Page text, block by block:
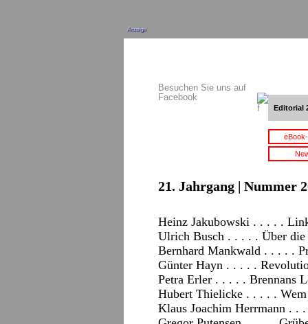
Anzeige
Besuchen Sie uns auf
Facebook
Editorial
21. Jahrgang | Nummer
Heinz Jakubowski . . . . .
Ulrich Busch . . . . . Über die
Bernhard Mankwald . . . . .
Günter Hayn . . . . .
Petra Erler . . . . . Brennans
Hubert Thielicke . . . . . Wem
Klaus Joachim Herrmann . .